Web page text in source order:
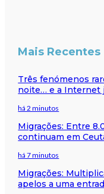
Mais Recentes
Três fenómenos
noite… e a Internet
há 2 minutos
Migrações: Entre
continuam em
há 7 minutos
Migrações:
apelos a uma